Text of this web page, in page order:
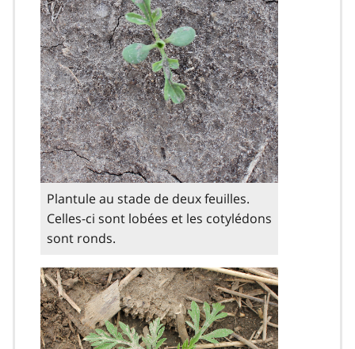
Plantule au stade de deux feuilles.
Celles-ci sont lobées et les cotylédons
sont ronds.